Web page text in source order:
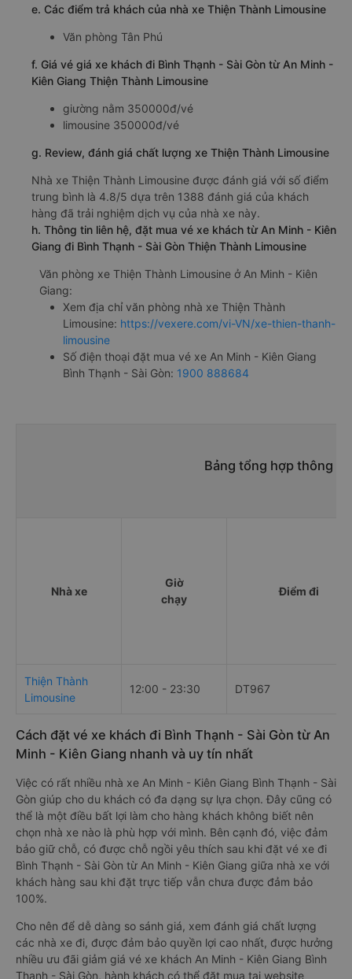
e. Các điểm trả khách của nhà xe Thiện Thành Limousine
Văn phòng Tân Phú
f. Giá vé giá xe khách đi Bình Thạnh - Sài Gòn từ An Minh -
Kiên Giang Thiện Thành Limousine
giường nằm 350000đ/vé
limousine 350000đ/vé
g. Review, đánh giá chất lượng xe Thiện Thành Limousine
Nhà xe Thiện Thành Limousine được đánh giá với số điểm
trung bình là 4.8/5 dựa trên 1388 đánh giá của khách
hàng đã trải nghiệm dịch vụ của nhà xe này.
h. Thông tin liên hệ, đặt mua vé xe khách từ An Minh - Kiên
Giang đi Bình Thạnh - Sài Gòn Thiện Thành Limousine
Văn phòng xe Thiện Thành Limousine ở An Minh - Kiên
Giang:
Xem địa chỉ văn phòng nhà xe Thiện Thành
Limousine: https://vexere.com/vi-VN/xe-thien-thanh-
limousine
Số điện thoại đặt mua vé xe An Minh - Kiên Giang
Bình Thạnh - Sài Gòn: 1900 888684
Bảng tổng hợp thông
Nhà xe
Giờ
chạy
Điểm đi
Thiện Thành
Limousine
12:00 - 23:30 DT967
Cách đặt vé xe khách đi Bình Thạnh - Sài Gòn từ An
Minh - Kiên Giang nhanh và uy tín nhất
Việc có rất nhiều nhà xe An Minh - Kiên Giang Bình Thạnh - Sài
Gòn giúp cho du khách có đa dạng sự lựa chọn. Đây cũng có
thể là một điều bất lợi làm cho hàng khách không biết nên
chọn nhà xe nào là phù hợp với mình. Bên cạnh đó, việc đảm
bảo giữ chỗ, có được chỗ ngồi yêu thích sau khi đặt vé xe đi
Bình Thạnh - Sài Gòn từ An Minh - Kiên Giang giữa nhà xe với
khách hàng sau khi đặt trực tiếp vẫn chưa được đảm bảo
100%.
Cho nên để dễ dàng so sánh giá, xem đánh giá chất lượng
các nhà xe đi, được đảm bảo quyền lợi cao nhất, được hưởng
nhiều ưu đãi giảm giá vé xe khách An Minh - Kiên Giang Bình
Thạnh - Sài Gòn, hành khách có thể đặt mua tại website